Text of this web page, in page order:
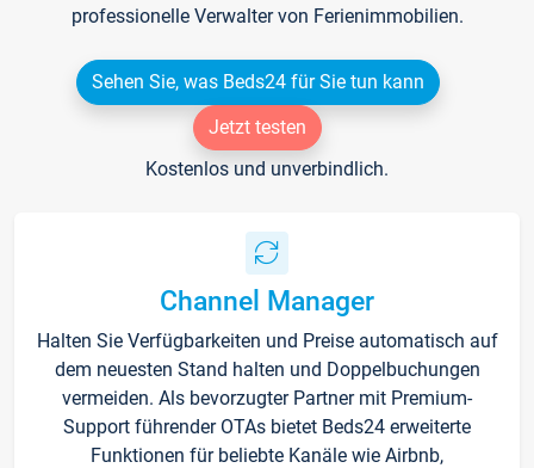
professionelle Verwalter von Ferienimmobilien.
Sehen Sie, was Beds24 für Sie tun kann
Jetzt testen
Kostenlos und unverbindlich.
Channel Manager
Halten Sie Verfügbarkeiten und Preise automatisch auf
dem neuesten Stand halten und Doppelbuchungen
vermeiden. Als bevorzugter Partner mit Premium-
Support führender OTAs bietet Beds24 erweiterte
Funktionen für beliebte Kanäle wie Airbnb,